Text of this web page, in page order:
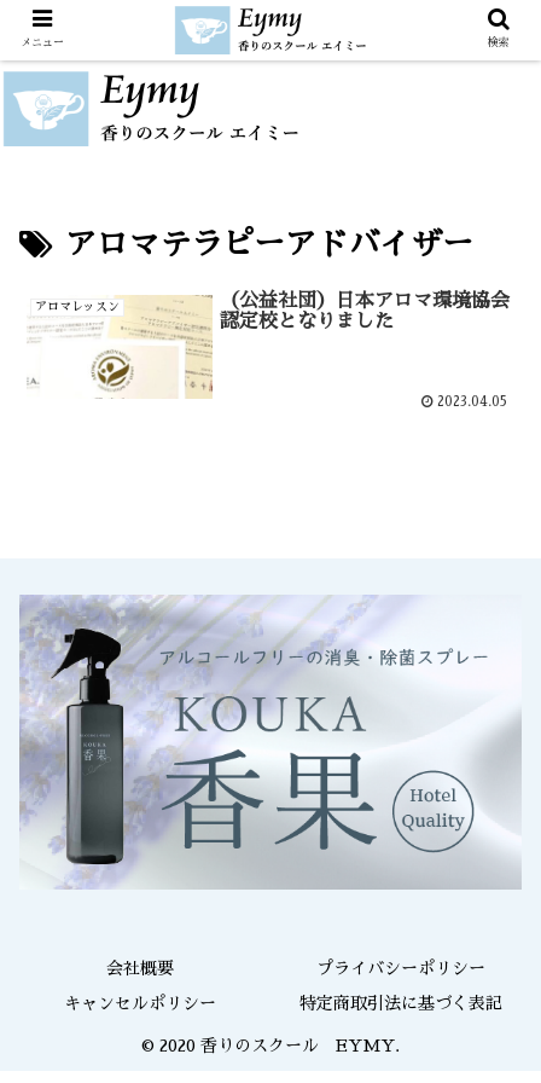
アロマテラピーアドバイザー
アロマレッスン
（公益社団）日本アロマ環境協会
認定校となりました
2023.04.05
会社概要 プライバシーポリシー
キャンセルポリシー 特定商取引法に基づく表記
© 2020 香りのスクール EYMY.
メニュー 検索